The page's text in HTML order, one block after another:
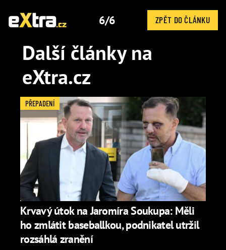
6/6 ZPĚT DO ČLÁNKU
Další články na
eXtra.cz
Krvavý útok na Jaromíra Soukupa: Měli
ho zmlátit baseballkou, podnikatel utržil
rozsáhlá zranění
PŘEPADENÍ